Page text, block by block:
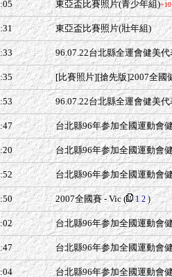
東亞盃比賽照片(青少年組)+10
東亞盃比賽照片(壯年組)
96.07.22台北縣全運會健美
[比賽照片][搶先版]2007全國
96.07.22台北縣全運會健美
台北縣96年参加全國運動會
台北縣96年参加全國運動會
台北縣96年参加全國運動會
2007全國賽 - Vic( 1 2)
台北縣96年参加全國運動會
台北縣96年参加全國運動會
台北縣96年参加全國運動會